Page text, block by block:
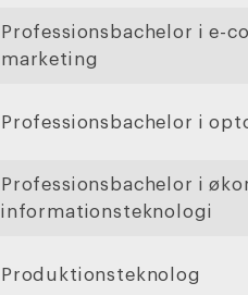
Professionsbachelor i e-
marketing
Professionsbachelor i
Professionsbachelor i
informationsteknologi
Produktionsteknolog